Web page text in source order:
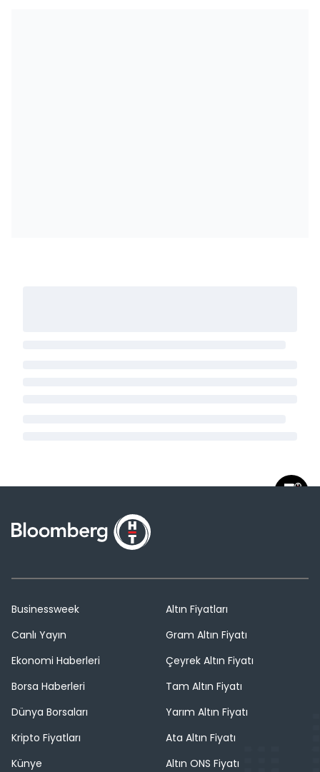
Businessweek
Canlı Yayın
Ekonomi Haberleri
Borsa Haberleri
Dünya Borsaları
Kripto Fiyatları
Künye
Altın Fiyatları
Gram Altın Fiyatı
Çeyrek Altın Fiyatı
Tam Altın Fiyatı
Yarım Altın Fiyatı
Ata Altın Fiyatı
Altın ONS Fiyatı